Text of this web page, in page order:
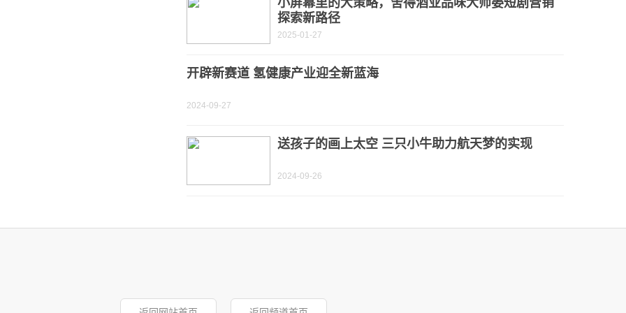
小屏幕里的大策略，舍得酒业品味大师晏短剧营销
探索新路径
2025-01-27
开辟新赛道 氢健康产业迎全新蓝海
2024-09-27
送孩子的画上太空 三只小牛助力航天梦的实现
2024-09-26